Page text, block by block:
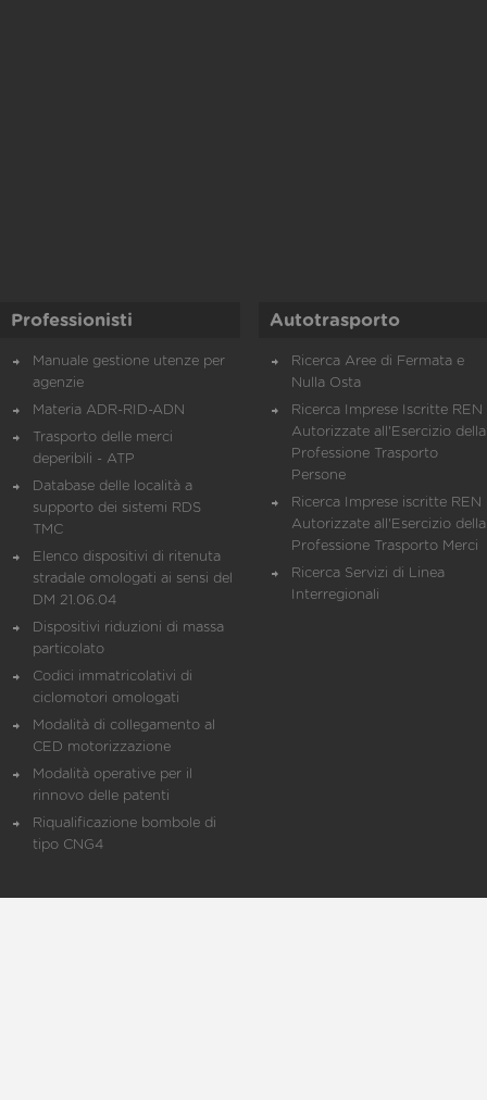
Professionisti
Manuale gestione utenze per
agenzie
Materia ADR-RID-ADN
Trasporto delle merci
deperibili - ATP
Database delle località a
supporto dei sistemi RDS
TMC
Elenco dispositivi di ritenuta
stradale omologati ai sensi del
DM 21.06.04
Dispositivi riduzioni di massa
particolato
Codici immatricolativi di
ciclomotori omologati
Modalità di collegamento al
CED motorizzazione
Modalità operative per il
rinnovo delle patenti
Riqualificazione bombole di
tipo CNG4
Autotrasporto
Ricerca Aree di Fermata e
Nulla Osta
Ricerca Imprese Iscritte REN
Autorizzate all'Esercizio della
Professione Trasporto
Persone
Ricerca Imprese iscritte REN
Autorizzate all'Esercizio della
Professione Trasporto Merci
Ricerca Servizi di Linea
Interregionali